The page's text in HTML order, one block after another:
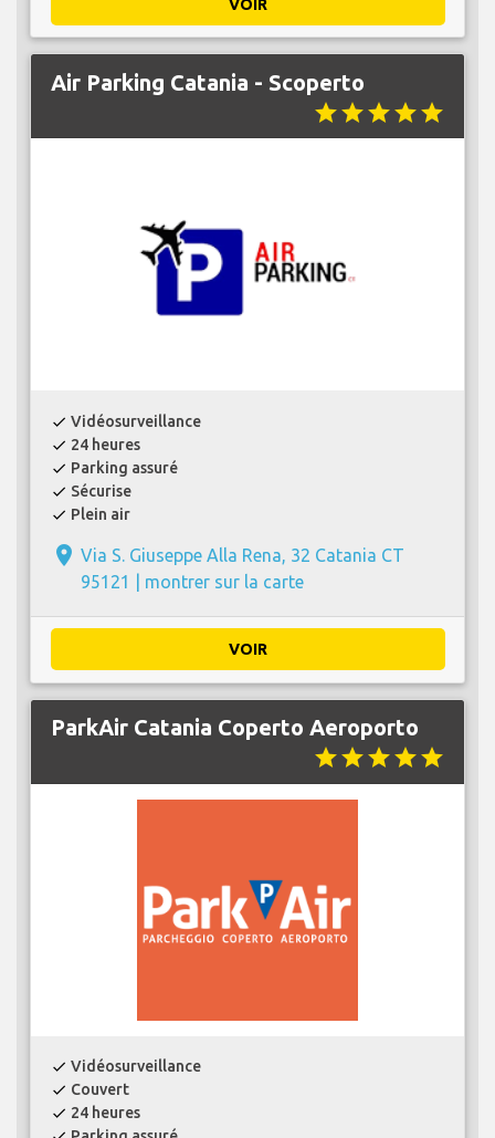
VOIR
Air Parking Catania - Scoperto
starstarstarstarstar
check Vidéosurveillance
check 24 heures
check Parking assuré
check Sécurise
check Plein air
place Via S. Giuseppe Alla Rena, 32 Catania CT
95121 | montrer sur la carte
VOIR
ParkAir Catania Coperto Aeroporto
starstarstarstarstar
check Vidéosurveillance
check Couvert
check 24 heures